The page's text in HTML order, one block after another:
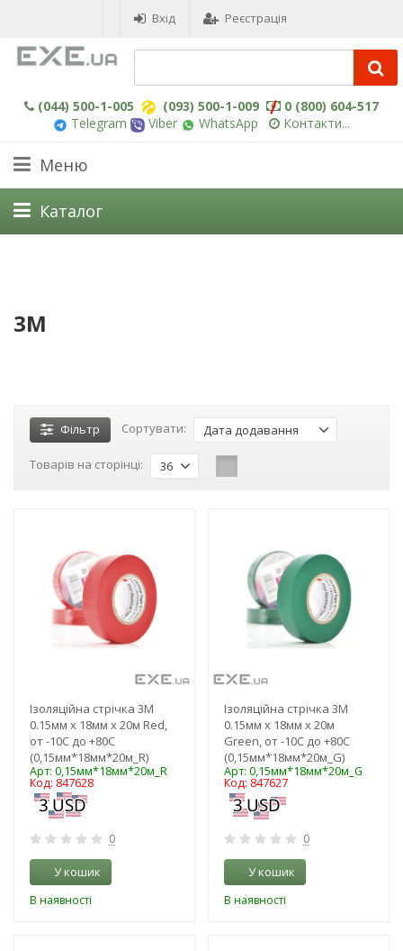
Вхід Реєстрація
(044) 500-1-005 (093) 500-1-009
0 (800) 604-517
Telegram
Viber WhatsApp Контакти...
Меню
Каталог
3M
Фільтр Сортувати: Дата додавання
Товарів на сторінці: 36
Ізоляційна стрічка 3M
0.15мм x 18мм x 20м Red,
от -10С до +80С
(0,15мм*18мм*20м_R)
Арт: 0,15мм*18мм*20м_R
Код: 847628
0
У кошик
В наявності
Ізоляційна стрічка 3M
0.15мм x 18мм x 20м
Green, от -10С до +80С
(0,15мм*18мм*20м_G)
Арт: 0,15мм*18мм*20м_G
Код: 847627
0
У кошик
В наявності